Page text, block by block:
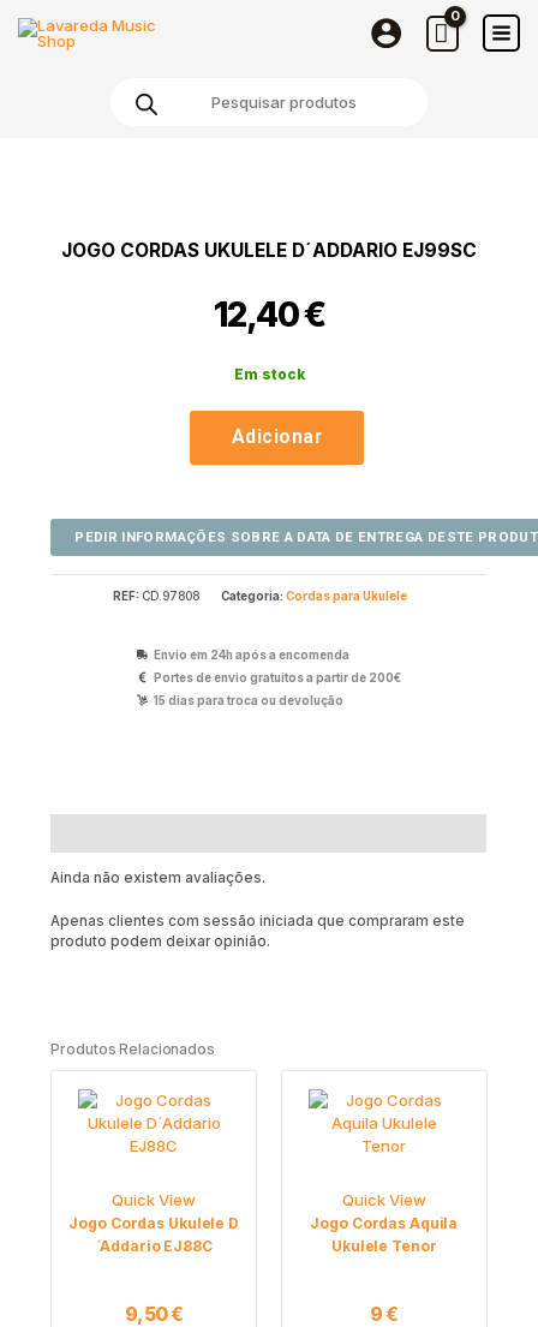
JOGO CORDAS UKULELE D´ADDARIO EJ99SC
12,40€
Em stock
Cordas
Ukulele
´Addario
EJ99SC
Adicionar
REF: CD.97808 Categoria: Cordas para Ukulele
Envio em 24h após a encomenda
Portes de envio gratuitos a partir de 200€
15 dias para troca ou devolução
Ainda não existem avaliações.
Apenas clientes com sessão iniciada que compraram este
produto podem deixar opinião.
Produtos Relacionados
Quick View
Jogo Cordas Ukulele D
´Addario EJ88C
9,50€
Quick View
Jogo Cordas Aquila
Ukulele Tenor
9€
Ukulele